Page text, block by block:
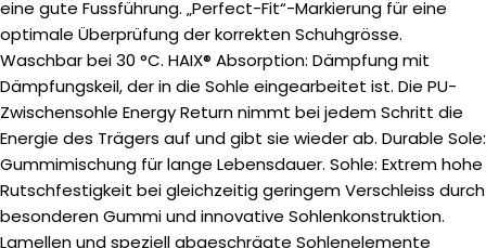
eine gute Fussführung. „Perfect-Fit“-Markierung für eine
optimale Überprüfung der korrekten Schuhgrösse.
Waschbar bei 30 °C. HAIX® Absorption: Dämpfung mit
Dämpfungskeil, der in die Sohle eingearbeitet ist. Die PU-
Zwischensohle Energy Return nimmt bei jedem Schritt die
Energie des Trägers auf und gibt sie wieder ab. Durable Sole:
Gummimischung für lange Lebensdauer. Sohle: Extrem hohe
Rutschfestigkeit bei gleichzeitig geringem Verschleiss durch
besonderen Gummi und innovative Sohlenkonstruktion.
Lamellen und speziell abgeschrägte Sohlenelemente